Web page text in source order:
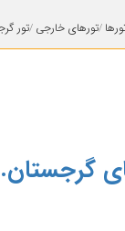
تورهای خارجی تور